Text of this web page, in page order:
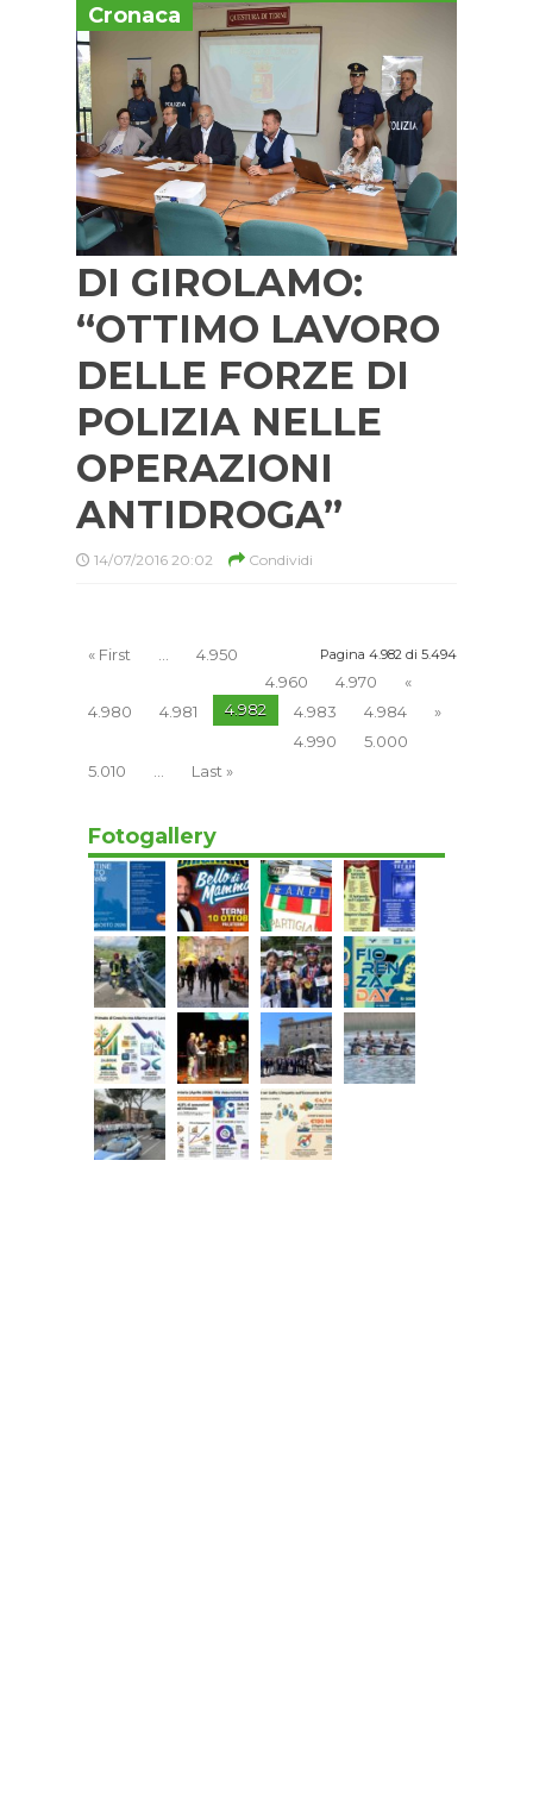
Cronaca
DI GIROLAMO:
“OTTIMO LAVORO
DELLE FORZE DI
POLIZIA NELLE
OPERAZIONI
ANTIDROGA”
14/07/2016 20:02 Condividi
Pagina 4.982 di 5.494
« First
4.950
4.960
4.970
«
4.980
4.981 4.982 4.983 4.984
»
4.990
5.000
5.010
Last »
Fotogallery